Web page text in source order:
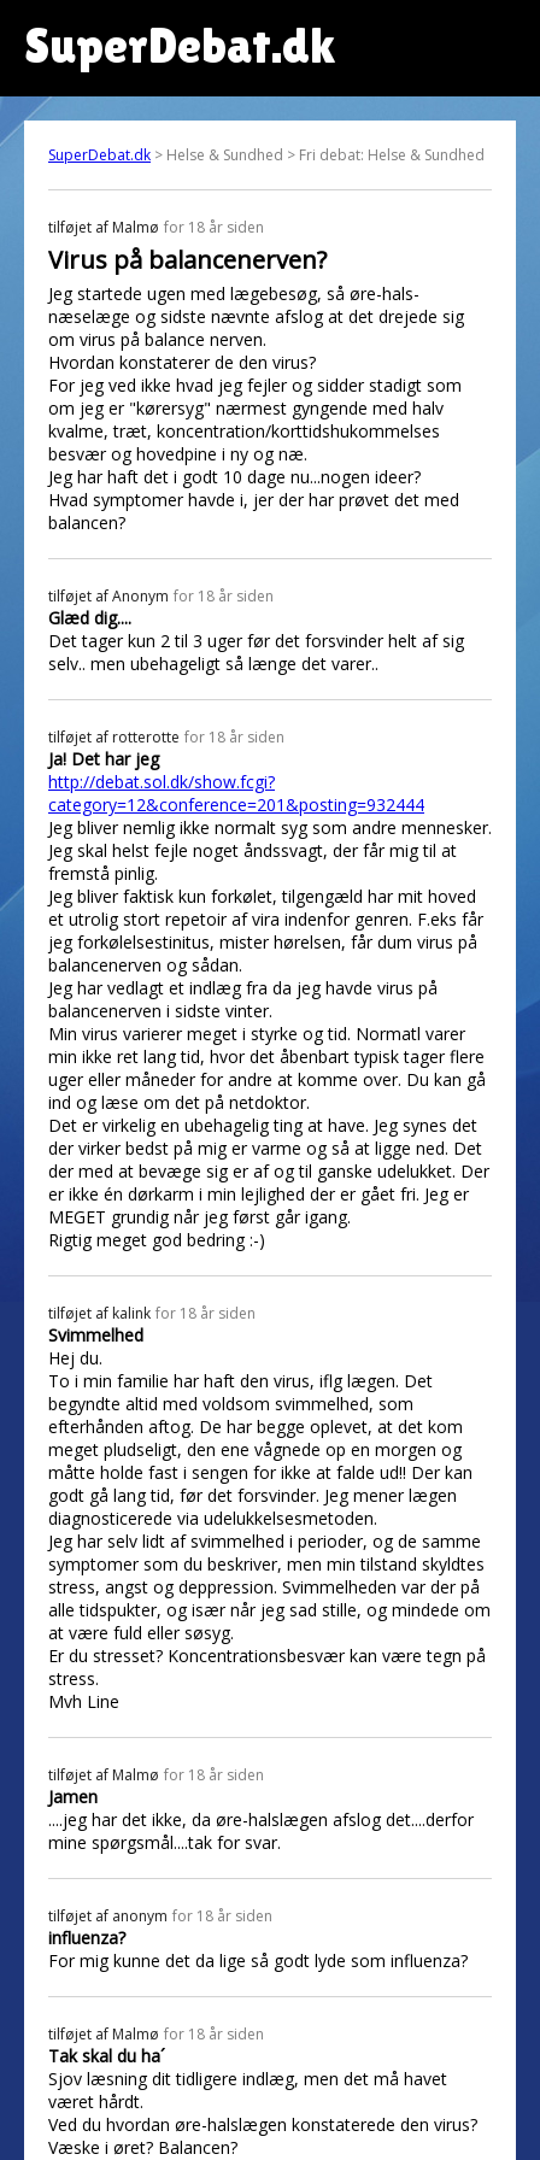
SuperDebat.dk
SuperDebat.dk > Helse & Sundhed > Fri debat: Helse & Sundhed
tilføjet af Malmø for 18 år siden
Virus på balancenerven?
Jeg startede ugen med lægebesøg, så øre-hals-
næselæge og sidste nævnte afslog at det drejede sig
om virus på balance nerven.
Hvordan konstaterer de den virus?
For jeg ved ikke hvad jeg fejler og sidder stadigt som
om jeg er "kørersyg" nærmest gyngende med halv
kvalme, træt, koncentration/korttidshukommelses
besvær og hovedpine i ny og næ.
Jeg har haft det i godt 10 dage nu...nogen ideer?
Hvad symptomer havde i, jer der har prøvet det med
balancen?
tilføjet afAnonym for 18 år siden
Glæd dig....
Det tager kun 2 til 3 uger før det forsvinder helt af sig
selv.. men ubehageligt så længe det varer..
tilføjet af rotterotte for 18 år siden
Ja! Det har jeg
http://debat.sol.dk/show.fcgi?
category=12&conference=201&posting=932444
Jeg bliver nemlig ikke normalt syg som andre mennesker.
Jeg skal helst fejle noget åndssvagt, der får mig til at
fremstå pinlig.
Jeg bliver faktisk kun forkølet, tilgengæld har mit hoved
et utrolig stort repetoir af vira indenfor genren. F.eks får
jeg forkølelsestinitus, mister hørelsen, får dum virus på
balancenerven og sådan.
Jeg har vedlagt et indlæg fra da jeg havde virus på
balancenerven i sidste vinter.
Min virus varierer meget i styrke og tid. Normatl varer
min ikke ret lang tid, hvor det åbenbart typisk tager flere
uger eller måneder for andre at komme over. Du kan gå
ind og læse om det på netdoktor.
Det er virkelig en ubehagelig ting at have. Jeg synes det
der virker bedst på mig er varme og så at ligge ned. Det
der med at bevæge sig er af og til ganske udelukket. Der
er ikke én dørkarm i min lejlighed der er gået fri. Jeg er
MEGET grundig når jeg først går igang.
Rigtig meget god bedring :-)
tilføjet af kalink for 18 år siden
Svimmelhed
Hej du.
To i min familie har haft den virus, iflg lægen. Det
begyndte altid med voldsom svimmelhed, som
efterhånden aftog. De har begge oplevet, at det kom
meget pludseligt, den ene vågnede op en morgen og
måtte holde fast i sengen for ikke at falde ud!! Der kan
godt gå lang tid, før det forsvinder. Jeg mener lægen
diagnosticerede via udelukkelsesmetoden.
Jeg har selv lidt af svimmelhed i perioder, og de samme
symptomer som du beskriver, men min tilstand skyldtes
stress, angst og deppression. Svimmelheden var der på
alle tidspukter, og især når jeg sad stille, og mindede om
at være fuld eller søsyg.
Er du stresset? Koncentrationsbesvær kan være tegn på
stress.
Mvh Line
tilføjet af Malmø for 18 år siden
Jamen
....jeg har det ikke, da øre-halslægen afslog det....derfor
mine spørgsmål....tak for svar.
tilføjet af anonym for 18 år siden
influenza?
For mig kunne det da lige så godt lyde som influenza?
tilføjet af Malmø for 18 år siden
Tak skal du ha´
Sjov læsning dit tidligere indlæg, men det må havet
været hårdt.
Ved du hvordan øre-halslægen konstaterede den virus?
Væske i øret? Balancen?